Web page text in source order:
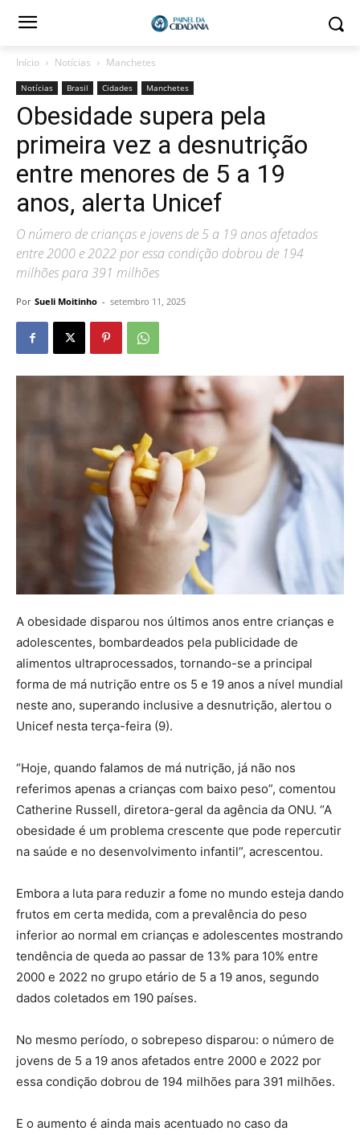
Início Notícias Manchetes
Notícias Brasil Cidades Manchetes
Obesidade supera pela
primeira vez a desnutrição
entre menores de 5 a 19
anos, alerta Unicef
O número de crianças e jovens de 5 a 19 anos afetados
entre 2000 e 2022 por essa condição dobrou de 194
milhões para 391 milhões
Por Sueli Moitinho - setembro 11, 2025
A obesidade disparou nos últimos anos entre crianças e
adolescentes, bombardeados pela publicidade de
alimentos ultraprocessados, tornando-se a principal
forma de má nutrição entre os 5 e 19 anos a nível mundial
neste ano, superando inclusive a desnutrição, alertou o
Unicef nesta terça-feira (9).
“Hoje, quando falamos de má nutrição, já não nos
referimos apenas a crianças com baixo peso”, comentou
Catherine Russell, diretora-geral da agência da ONU. “A
obesidade é um problema crescente que pode repercutir
na saúde e no desenvolvimento infantil”, acrescentou.
Embora a luta para reduzir a fome no mundo esteja dando
frutos em certa medida, com a prevalência do peso
inferior ao normal em crianças e adolescentes mostrando
tendência de queda ao passar de 13% para 10% entre
2000 e 2022 no grupo etário de 5 a 19 anos, segundo
dados coletados em 190 países.
No mesmo período, o sobrepeso disparou: o número de
jovens de 5 a 19 anos afetados entre 2000 e 2022 por
essa condição dobrou de 194 milhões para 391 milhões.
E o aumento é ainda mais acentuado no caso da